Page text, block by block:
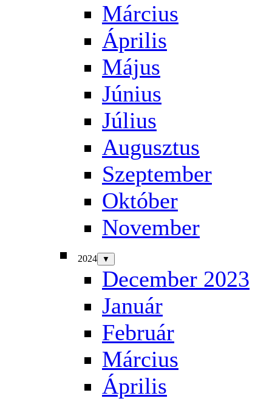
Március
Április
Május
Június
Július
Augusztus
Szeptember
Október
November
2024 ▼
December 2023
Január
Február
Március
Április